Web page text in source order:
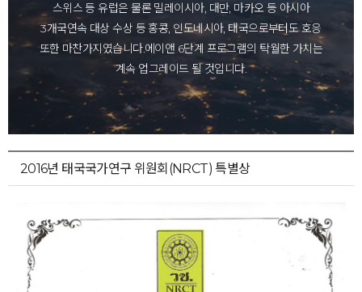
스위스 등 유럽은 물론 밀레이시아, 대만, 마카오 등 아시아
3개국연속 대상 수상 등 홍콩, 인도네시아, 태국으로부터도 호응
또한 마찬가지였습니다.에이앤 6단계 프로그램의 탁월한 가치는
계속 업그레이드 될 것입니다.
2016년 태국국가연구 위원회(NRCT) 특별상